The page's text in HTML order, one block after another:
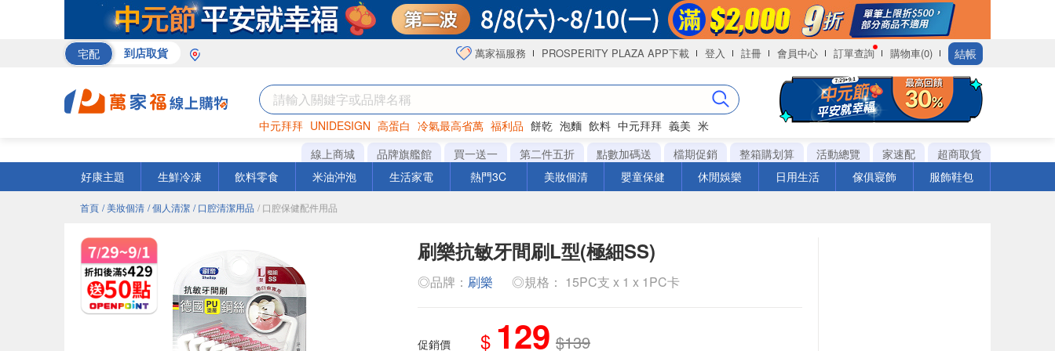
宅配 到店取貨 萬家福服務 PROSPERITY PLAZA APP下載 登入 註冊 會員中心 訂單查詢 購物車(0) 結帳
中元拜拜 UNIDESIGN 高蛋白 冷氣最高省萬 福利品 餅乾 泡麵 飲料 中元拜拜 義美 米
罐頭 海苔 洋芋片
線上商城 品牌旗艦館 買一送一 第二件五折 點數加碼送 檔期促銷 整箱購划算 活動總覽 家速配
超商取貨
好康主題
生鮮冷凍 飲料零食 米油沖泡 生活家電 熱門3C 美妝個清 嬰童保健 休閒娛樂 日用生活 傢俱寢飾 服飾鞋包
首頁 / 美妝個清 / 個人清潔 / 口腔清潔用品 / 口腔保健配件用品
刷樂抗敏牙間刷L型(極細SS)
◎品牌： 刷樂 ◎規格： 15PC支 x 1 x 1PC卡
促銷價 $ 129 $139